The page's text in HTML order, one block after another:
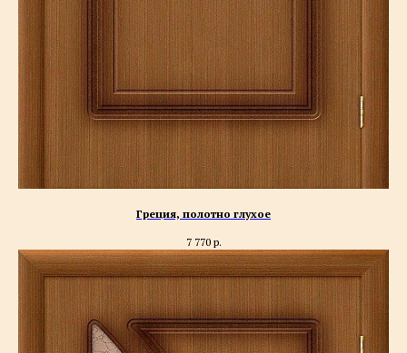
Греция, полотно глухое
7 770 р.